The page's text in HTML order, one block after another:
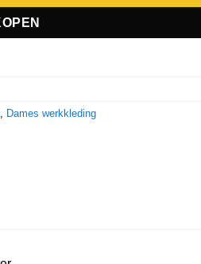
, Dames werkkleding